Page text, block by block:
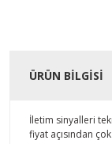
ÜRÜN BILGISI
İletim sinyalleri
fiyat açısından